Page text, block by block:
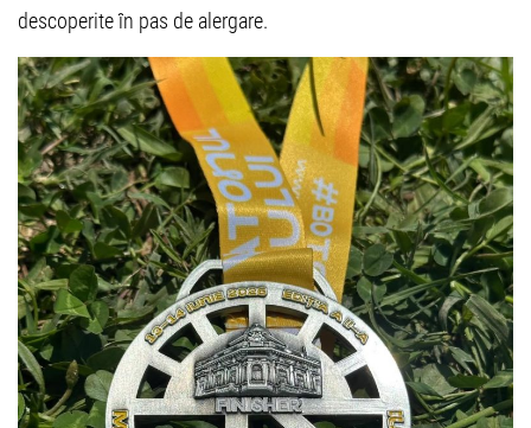
descoperite în pas de alergare.